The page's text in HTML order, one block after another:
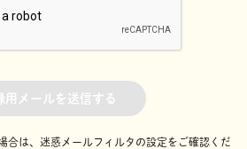
用メールを送信する
合は、迷惑メールフィルタの設定をご確認くだ